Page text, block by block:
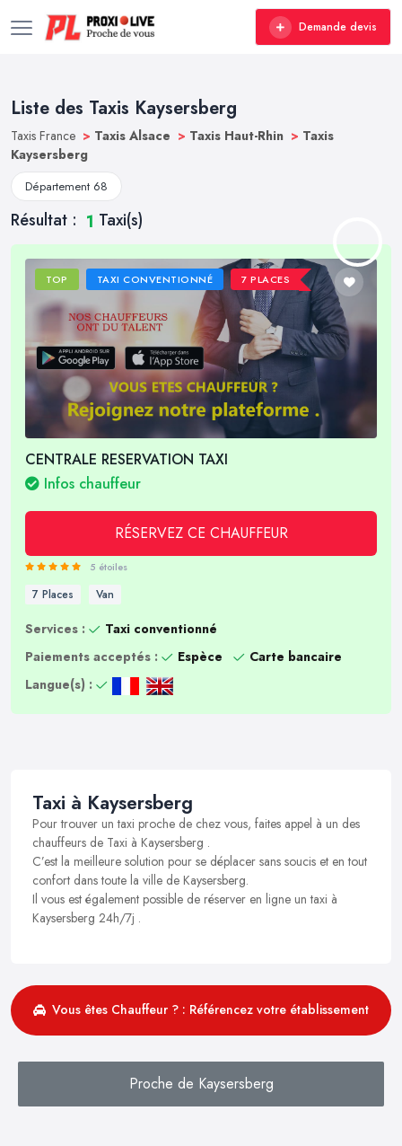
Demande devis
Liste des Taxis Kaysersberg
Taxis France > Taxis Alsace > Taxis Haut-Rhin > Taxis
Kaysersberg
Département 68
Résultat : 1 Taxi(s)
TOP TAXI CONVENTIONNÉ 7 PLACES
CENTRALE RESERVATION TAXI
Infos chauffeur
RÉSERVEZ CE CHAUFFEUR
5 étoiles
7 Places Van
Services :
Taxi conventionné
Paiements acceptés :
Espèce
Carte bancaire
Langue(s) :
Taxi à Kaysersberg
Pour trouver un taxi proche de chez vous, faites appel à un des
chauffeurs de Taxi à Kaysersberg .
C’est la meilleure solution pour se déplacer sans soucis et en tout
confort dans toute la ville de Kaysersberg.
Il vous est également possible de réserver en ligne un taxi à
Kaysersberg 24h/7j .
Vous êtes Chauffeur ? : Référencez votre établissement
Proche de Kaysersberg